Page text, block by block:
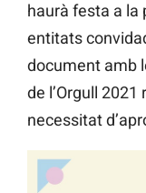
haurà festa a la
entitats
document amb
de l’Orgull
necessitat